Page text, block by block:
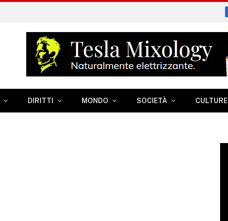
DIRITTI MONDO SOCIETÀ CULTURE